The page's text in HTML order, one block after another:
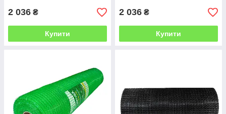
2 036 ₴
Купити
2 036 ₴
Купити